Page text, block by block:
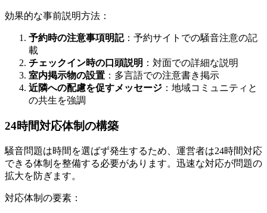
効果的な事前説明方法：
予約時の注意事項明記：予約サイトでの騒音注意の記
載
チェックイン時の口頭説明 ：対面での詳細な説明
室内掲示物の設置 ：多言語での注意書き掲示
近隣への配慮を促すメッセージ ：地域コミュニティと
の共生を強調
24時間対応体制の構築
騒音問題は時間を選ばず発生するため、運営者は24時間対応
できる体制を整備する必要があります。迅速な対応が問題の
拡大を防ぎます。
対応体制の要素：